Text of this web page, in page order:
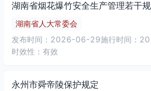
湖南省烟花爆竹安全生产管理若干
湖南省人大常委会
发布时间：2026-06-29施行时间：
时效性：有效
永州市舜帝陵保护规定